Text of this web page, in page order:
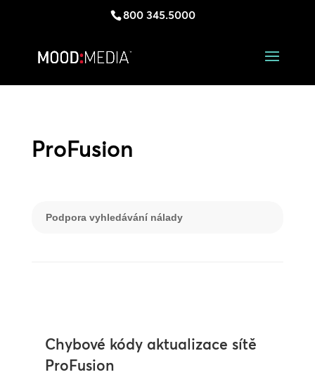
800 345.5000
ProFusion
Chybové kódy aktualizace sítě
ProFusion